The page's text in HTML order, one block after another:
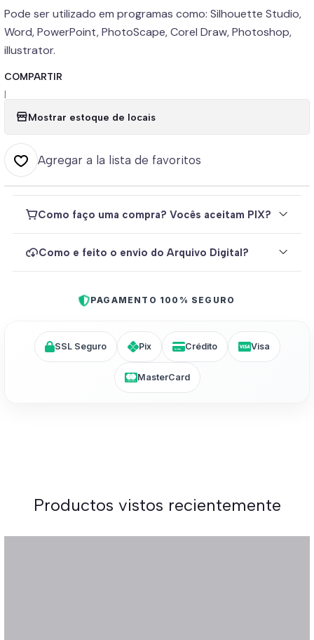
Pode ser utilizado em programas como: Silhouette Studio,
Word, PowerPoint, PhotoScape, Corel Draw, Photoshop,
illustrator.
COMPARTIR
|
Mostrar estoque de locais
Agregar a la lista de favoritos
Como faço uma compra? Vocês aceitam PIX?
Como e feito o envio do Arquivo Digital?
PAGAMENTO 100% SEGURO
SSL Seguro Pix Crédito Visa
MasterCard
Productos vistos recientemente